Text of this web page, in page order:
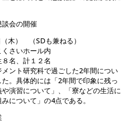
談会の開催
木） （SDも兼ねる）
さいホール内
名、計１２名
ント研究科で過ごした2年間につい
。具体的には「2年間で印象に残っ
演習について」、「寮などの生活に
について」の4点である。